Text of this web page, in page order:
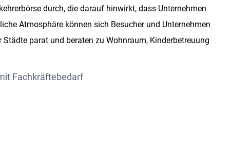
durch, die darauf hinwirkt, dass Unternehmen
Atmosphäre können sich Besucher und Unternehmen
parat und beraten zu Wohnraum, Kinderbetreuung
Fachkräftebedarf